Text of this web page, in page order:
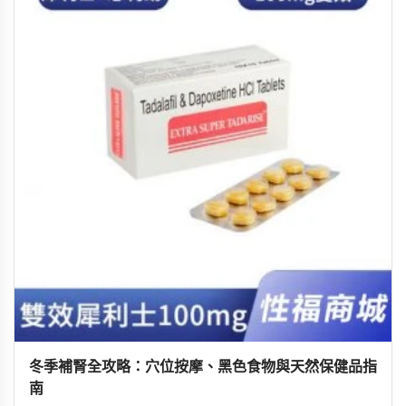
冬季補腎全攻略：穴位按摩、黑色食物與天然保健品指
南